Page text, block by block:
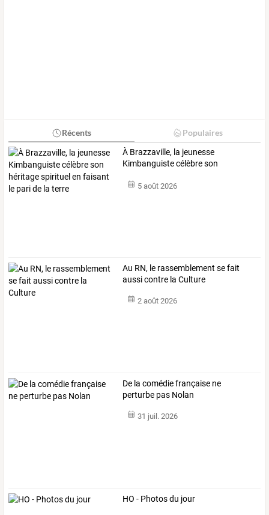
Récents Populaires
À Brazzaville, la jeunesse
Kimbanguistecélèbreson
5 août 2026
Au RN, le rassemblement se fait
aussi contre la Culture
2 août 2026
De la comédie française ne
perturbe pas Nolan
31 juil. 2026
HO - Photos du jour